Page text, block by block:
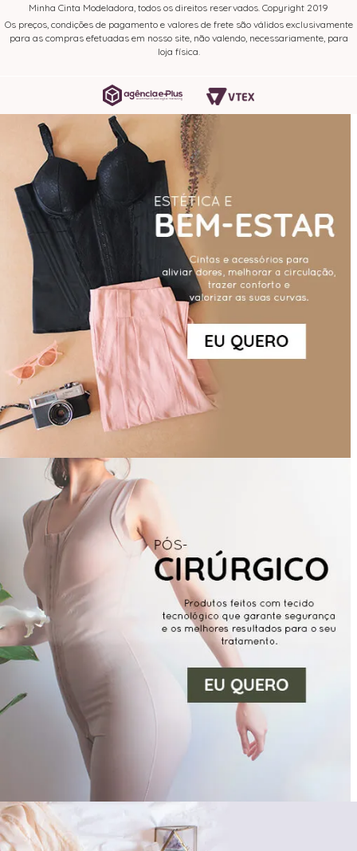
Minha Cinta Modeladora, todos os direitos reservados. Copyright 2019
Os preços, condições de pagamento e valores de frete são válidos exclusivamente
para as compras efetuadas em nosso site, não valendo, necessariamente, para
loja física.